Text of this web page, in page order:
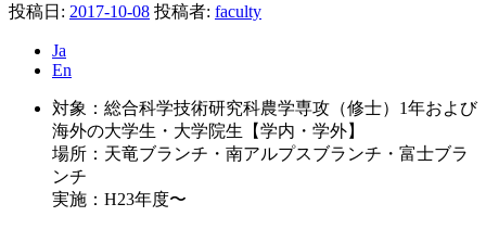
投稿日: 2017-10-08 投稿者: faculty
Ja
En
対象：総合科学技術研究科農学専攻（修士）1年および
海外の大学生・大学院生【学内・学外】
場所：天竜ブランチ・南アルプスブランチ・富士ブラ
ンチ
実施：H23年度〜